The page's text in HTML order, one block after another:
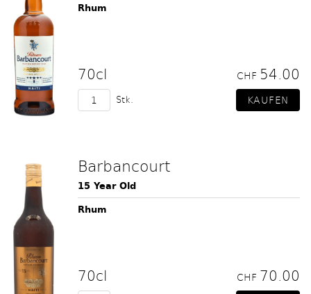
Rhum
70cl CHF 54.00
Stk.
Barbancourt
15 Year Old
Rhum
70cl CHF 70.00